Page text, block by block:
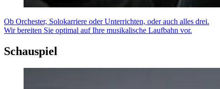
Ob Orchester, Solokarriere oder Unterrichten, oder auch alles drei.
Wir bereiten Sie optimal auf Ihre musikalische Laufbahn vor.
Schauspiel